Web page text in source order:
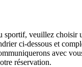
sportif, veuillez choisir
ci-dessous et
avec
réservation.